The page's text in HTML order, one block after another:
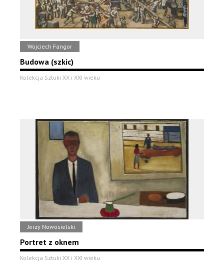
Wojciech Fangor
Budowa (szkic)
Kolekcja Sztuki XX i XXI wieku
Jerzy Nowosielski
Portret z oknem
Kolekcja Sztuki XX i XXI wieku